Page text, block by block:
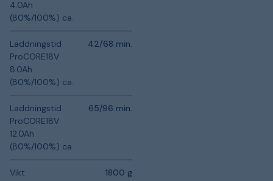
4.0Ah
(80%/100%) ca.
Laddningstid
ProCORE18V
8.0Ah
(80%/100%) ca.
42/68 min.
Laddningstid
ProCORE18V
12.0Ah
(80%/100%) ca.
65/96 min.
Vikt 1800 g